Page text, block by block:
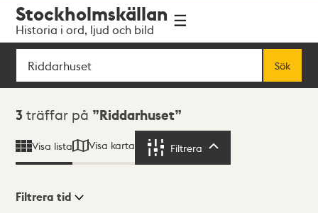
navigationen
huvudinnehållet
Stockholmskällan
Historia i ord, ljud och bild
Sök
Sök
Sökresultat
3 träffar på Riddarhuset
Visa lista Visa karta Filtrera
Filtrera tid